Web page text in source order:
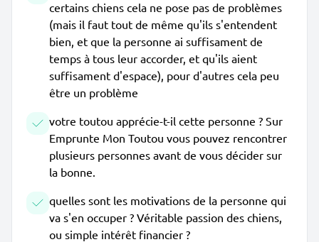
certains chiens cela ne pose pas de problèmes
(mais il faut tout de même qu'ils s'entendent
bien, et que la personne ai suffisament de
temps à tous leur accorder, et qu'ils aient
suffisament d'espace), pour d'autres cela peu
être un problème
votre toutou apprécie-t-il cette personne ? Sur
Emprunte Mon Toutou vous pouvez rencontrer
plusieurs personnes avant de vous décider sur
la bonne.
quelles sont les motivations de la personne qui
va s'en occuper ? Véritable passion des chiens,
ou simple intérêt financier ?